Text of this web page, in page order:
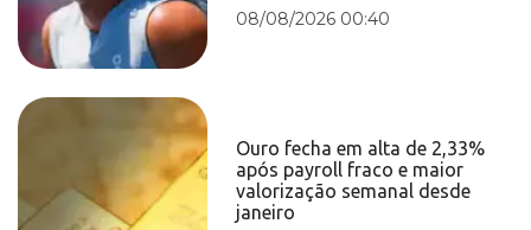
08/08/2026 00:40
Ouro fecha em alta de 2,33%
após payroll fraco e maior
valorização semanal desde
janeiro